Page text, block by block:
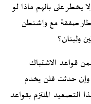
يخطر على بالهم ماذا لو
صفقة مع واشنطن
ولبنان؟
قواعد الاشتباك
وإن حدثت فلن يخدم
التصعيد الملتزم بقواعد